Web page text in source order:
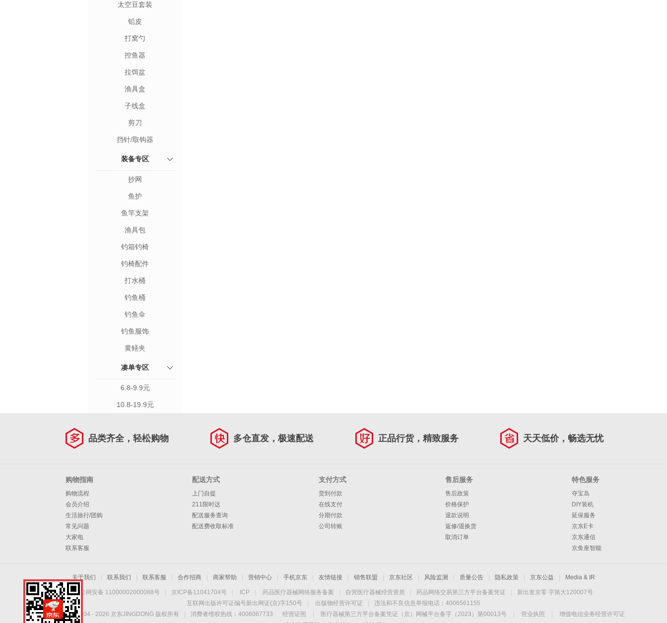
太空豆套装
铅皮
打窝勺
控鱼器
拉饵盆
渔具盒
子线盒
剪刀
挡针/取钩器
装备专区
抄网
鱼护
鱼竿支架
渔具包
钓箱钓椅
钓椅配件
打水桶
钓鱼桶
钓鱼伞
钓鱼服饰
黄鳝夹
凑单专区
6.8-9.9元
10.8-19.9元
品类齐全，轻松购物 多仓直发，极速配送 正品行货，精致服务 天天低价，畅选无忧
购物指南
购物流程
会员介绍
生活旅行/团购
常见问题
大家电
联系客服
配送方式
上门自提
211限时达
配送服务查询
配送费收取标准
支付方式
货到付款
在线支付
分期付款
公司转账
售后服务
售后政策
价格保护
退款说明
返修/退换货
取消订单
特色服务
夺宝岛
DIY装机
延保服务
京东E卡
京东通信
京鱼座智能
关于我们 联系我们 联系客服 合作招商 商家帮助 营销中心 手机京东 友情链接 销售联盟 京东社区 风险监测 质量公告 隐私政策 京东公益 Media & IR
京公网安备 11000002000088号 京ICP备11041704号 ICP 药品医疗器械网络服务备案 自营医疗器械经营资质 药品网络交易第三方平台备案凭证
新出发京零 字第大120007号
互联网出版许可证编号新出网证(京)字150号
出版物经营许可证
违法和不良信息举报电话：4006561155
Copyright © 2004 - 2026 京东JINGDONG 版权所有 消费者维权热线：4006067733 经营证照 医疗器械第三方平台备案凭证（京）网械平台备字（2023）第00013号 营业执照
增值电信业务经营许可证